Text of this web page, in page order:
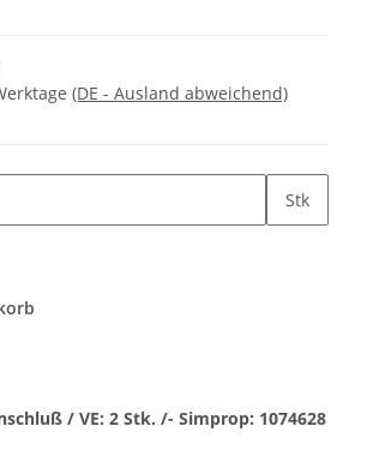
(DE - Ausland abweichend)
Stk
/ VE: 2 Stk. /- Simprop: 1074628